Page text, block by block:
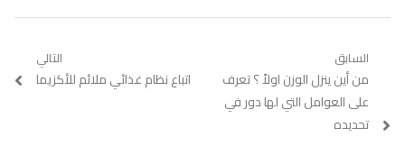
تصفّح
المقالات
السابق
Previous
post:
من أين ينزل الوزن اولاً ؟ تعرف
على العوامل التي لها دور في
تحديده
التالي
Next
اتباع نظام غذائي ملائم للأكزيما